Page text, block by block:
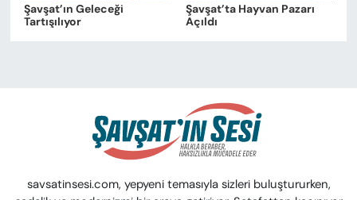
Şavşat’ın Geleceği
Tartışılıyor
Şavşat’ta Hayvan Pazarı
Açıldı
savsatinsesi.com, yepyeni temasıyla sizleri buluştururken,